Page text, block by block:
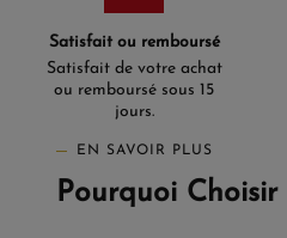
Satisfait ou remboursé
Satisfait de votre achat
ou remboursé sous 15
jours.
EN SAVOIR PLUS
Pourquoi